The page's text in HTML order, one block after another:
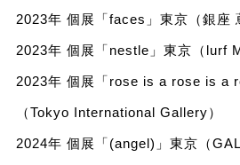
2023年 個展「faces」東京（銀座
2023年 個展「nestle」東京（lurf
2023年 個展「rose is a rose is a
（Tokyo International Gallery）
2024年 個展「(angel)」東京（